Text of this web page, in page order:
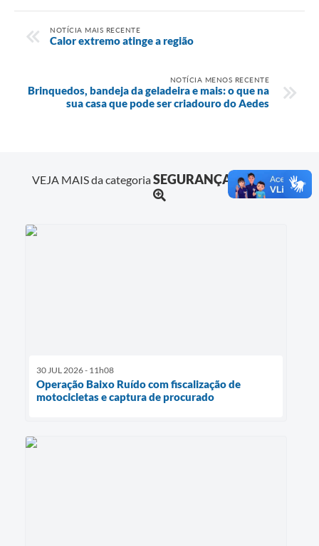
NOTÍCIA MAIS RECENTE
Calor extremo atinge a região
NOTÍCIA MENOS RECENTE
Brinquedos, bandeja da geladeira e mais: o que na
sua casa que pode ser criadouro do Aedes
VEJA MAIS da categoriaSEGURANÇA PÚBLICA
30 JUL 2026 - 11h08
Operação Baixo Ruído com fiscalização de
motocicletas e captura de procurado